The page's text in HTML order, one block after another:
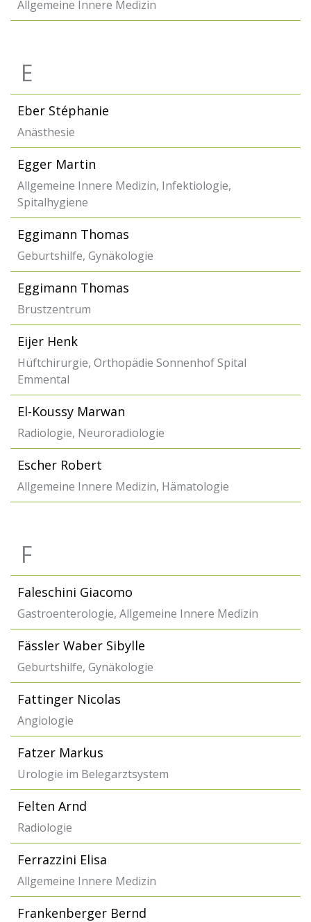
Allgemeine Innere Medizin
E
Eber Stéphanie
Anästhesie
Egger Martin
Allgemeine Innere Medizin, Infektiologie,
Spitalhygiene
Eggimann Thomas
Geburtshilfe, Gynäkologie
Eggimann Thomas
Brustzentrum
Eijer Henk
Hüftchirurgie, Orthopädie Sonnenhof Spital
Emmental
El-Koussy Marwan
Radiologie, Neuroradiologie
Escher Robert
Allgemeine Innere Medizin, Hämatologie
F
Faleschini Giacomo
Gastroenterologie, Allgemeine Innere Medizin
Fässler Waber Sibylle
Geburtshilfe, Gynäkologie
Fattinger Nicolas
Angiologie
Fatzer Markus
Urologie im Belegarztsystem
Felten Arnd
Radiologie
Ferrazzini Elisa
Allgemeine Innere Medizin
Frankenberger Bernd